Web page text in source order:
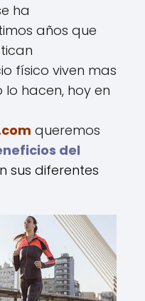
ha
años que
físico viven mas
lo hacen, hoy en
queremos
del
sus diferentes